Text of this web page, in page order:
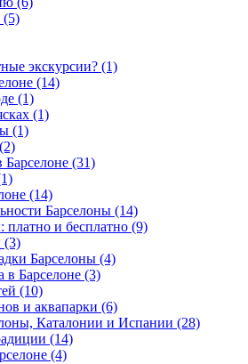
(5)
экскурсии? (1)
(14)
(1)
(1)
(1)
Барселоне (31)
(14)
Барселоны (14)
и бесплатно (9)
(3)
Барселоны (4)
в Барселоне (3)
(10)
и аквапарки (6)
Каталонии и Испании (28)
(14)
(4)